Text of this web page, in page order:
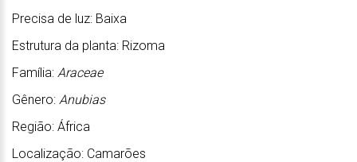
Precisa de luz: Baixa
Estrutura da planta: Rizoma
Família: Araceae
Gênero: Anubias
Região: África
Localização: Camarões